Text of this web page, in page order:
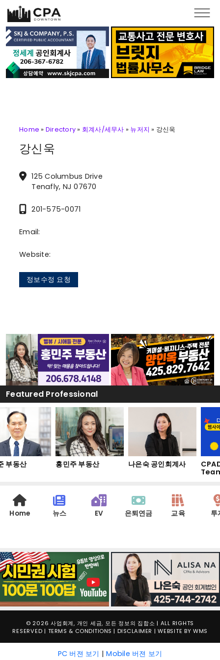
Skip to main content
Home » Directory » 회계사/세무사 » 뉴저지 » 강신욱
강신욱
125 Columbus Drive
Tenafly, NJ 07670
201-575-0071
Email:
Website:
정보수정 요청
Featured Professional
부동산 홍민주 부동산 나은숙 공인회계사
Team
Home 뉴스 EV 은퇴연금 교육 투
© 2026 사업회계, 개인 세금, 모든 정보의 집합소 | ALL RIGHTS
RESERVED | TERMS & CONDITIONS | DISCLAIMER | WEBSITE BYWMS
PC 버젼 보기 |Mobile 버젼 보기